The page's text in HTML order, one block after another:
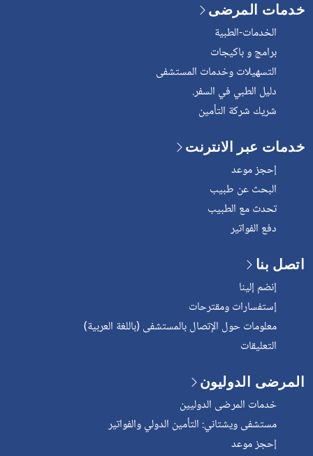
خدمات المرضى
الخدمات-الطبية
برامج و باكيجات
التسهيلات وخدمات المستشفى
دليل الطبي في السفر.
شريك شركة التأمين
خدمات عبر الانترنت
إحجز موعد
البحث عن طبيب
تحدث مع الطبيب
دفع الفواتير
اتصل بنا
إنضم إلينا
إستفسارات ومقترحات
معلومات حول الإتصال بالمستشفى (باللغة العربية)
التعليقات
المرضى الدوليون
خدمات المرضى الدوليين
مستشفى ويشتاني: التأمين الدولي والفواتير
إحجز موعد